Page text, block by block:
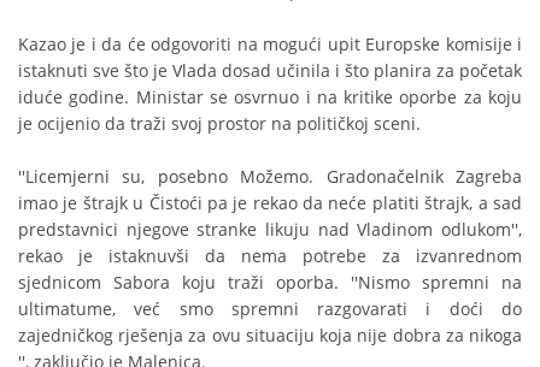
Kazao je i da će odgovoriti na mogući upit Europske komisije i
istaknuti sve što je Vlada dosad učinila i što planira za početak
iduće godine. Ministar se osvrnuo i na kritike oporbe za koju
je ocijenio da traži svoj prostor na političkoj sceni.
''Licemjerni su, posebno Možemo. Gradonačelnik Zagreba
imao je štrajk u Čistoći pa je rekao da neće platiti štrajk, a sad
predstavnici njegove stranke likuju nad Vladinom odlukom'',
rekao je istaknuvši da nema potrebe za izvanrednom
sjednicom Sabora koju traži oporba. ''Nismo spremni na
ultimatume, već smo spremni razgovarati i doći do
zajedničkog rješenja za ovu situaciju koja nije dobra za nikoga
'', zaključio je Malenica.